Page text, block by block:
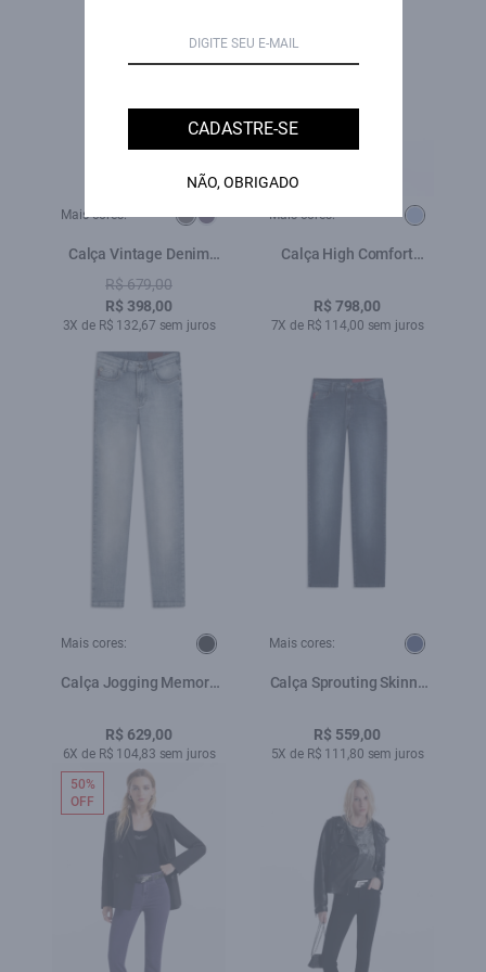
Mais cores:
Calça Vintage Denim
Color Skinny Plumbo
R$ 679,00
R$ 398,00
3X de R$ 132,67 sem juros
Mais cores:
Calça High Comfort
Claro
R$ 798,00
7X de R$ 114,00 sem juros
Mais cores:
Calça Jogging Memory
C/Grampos
R$ 629,00
6X de R$ 104,83 sem juros
Mais cores:
Calça Sprouting Skinny
R$ 559,00
5X de R$ 111,80 sem juros
50%
OFF
CADASTRE-SE
NÃO, OBRIGADO